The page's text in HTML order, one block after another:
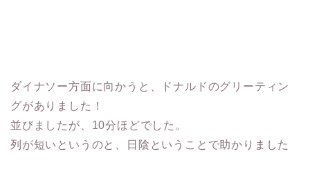
ダイナソー方面に向かうと、ドナルドのグリーティン
グがありました！
並びましたが、10分ほどでした。
列が短いというのと、日陰ということで助かりました